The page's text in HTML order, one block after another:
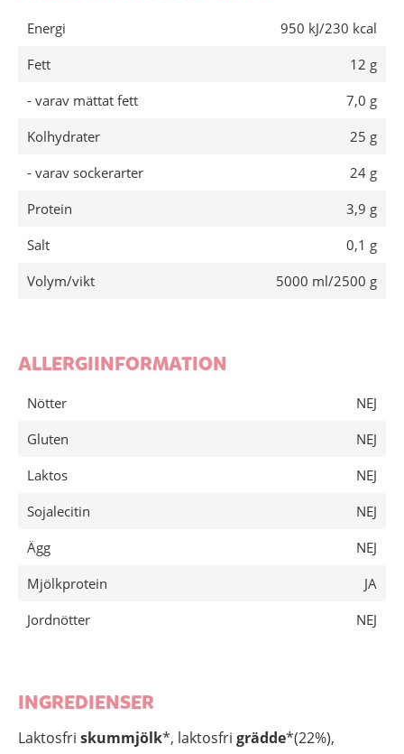
Energi
950 kJ/230 kcal
Fett
12 g
- varav mättat fett
7,0 g
Kolhydrater
25 g
- varav sockerarter
24 g
Protein
3,9 g
Salt
0,1 g
Volym/vikt
5000 ml/2500 g
ALLERGIINFORMATION
Nötter
NEJ
Gluten
NEJ
Laktos
NEJ
Sojalecitin
NEJ
Ägg
NEJ
Mjölkprotein
JA
Jordnötter
NEJ
INGREDIENSER
Laktosfri skummjölk*, laktosfri grädde*(22%),